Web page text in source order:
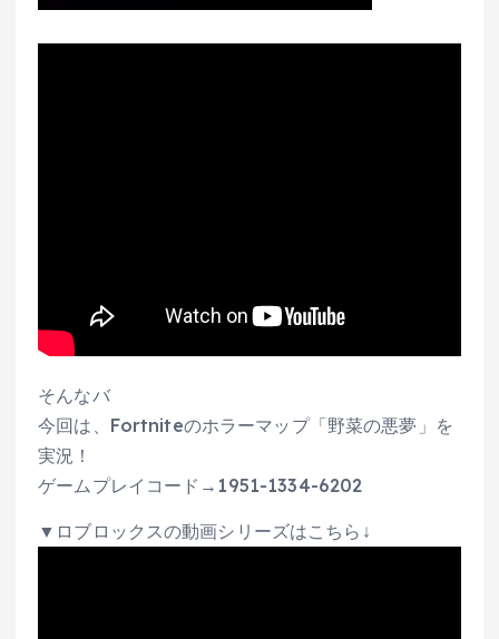
そんなバ
今回は、Fortniteのホラーマップ「野菜の悪夢」を
実況！
ゲームプレイコード→1951-1334-6202
▼ロブロックスの動画シリーズはこちら↓